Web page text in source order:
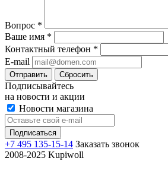
Вопрос *
Ваше имя *
Контактный телефон *
E-mail
Отправить Сбросить
Подписывайтесь
на новости и акции
Новости магазина
+7 495 135-15-14 Заказать звонок
2008-2025 Kupiwoll